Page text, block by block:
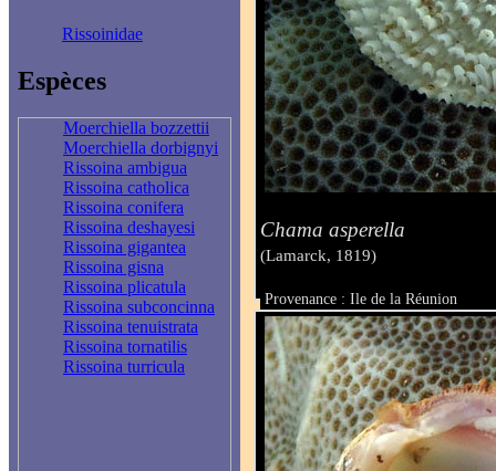
Rissoinidae
Espèces
Moerchiella bozzettii
Moerchiella dorbignyi
Rissoina ambigua
Rissoina catholica
Rissoina conifera
Rissoina deshayesi
Rissoina gigantea
Rissoina gisna
Rissoina plicatula
Rissoina subconcinna
Rissoina tenuistrata
Rissoina tornatilis
Rissoina turricula
Chama asperella
(Lamarck, 1819)
Provenance : Ile de la Réunion
Taille :